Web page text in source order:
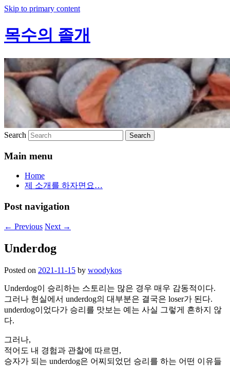
Skip to primary content
목수의 졸개
Search
Main menu
Home
제 소개를 하자면요…
Post navigation
← Previous Next →
Underdog
Posted on 2021-11-15 by woodykos
Underdog이 승리하는 스토리는 많은 경우 매우 감동적이다.
그러나 현실에서 underdog의 대부분은 결국은 loser가 된다.
underdog이었다가 승리를 맛보는 예는 사실 그렇게 흔하지 않
다.
그러나,
적어도 내 경험과 관찰에 따르면,
승자가 되는 underdog은 어찌되었던 승리를 하는 어떤 이유들